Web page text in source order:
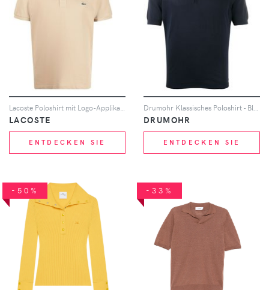
LACOSTE
ENTDECKEN SIE
DRUMOHR
ENTDECKEN SIE
-50% -33%